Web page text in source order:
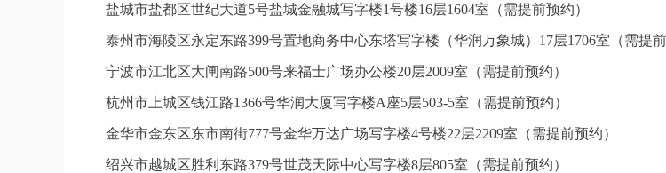
盐城市盐都区世纪大道5号盐城金融城写字楼1号楼16层1604室（需提前预约）
泰州市海陵区永定东路399号置地商务中心东塔写字楼（华润万象城）17层1706室（需提前
宁波市江北区大闸南路500号来福士广场办公楼20层2009室（需提前预约）
杭州市上城区钱江路1366号华润大厦写字楼A座5层503-5室（需提前预约）
金华市金东区东市南街777号金华万达广场写字楼4号楼22层2209室（需提前预约）
绍兴市越城区胜利东路379号世茂天际中心写字楼8层805室（需提前预约）